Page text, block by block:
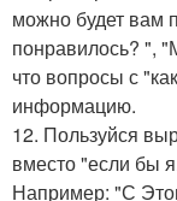
можно будет вам
понравилось? ",
что вопросы с
информацию.
12. Пользуйся
вместо "если бы
Например: "С